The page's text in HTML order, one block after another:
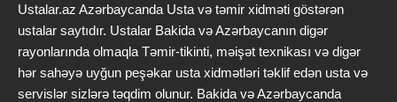
Ustalar.az Azərbaycanda Usta və təmir xidməti göstərən
ustalar saytıdır. Ustalar Bakida və Azərbaycanın digər
rayonlarında olmaqla Təmir-tikinti, məişət texnikası və digər
hər sahəyə uyğun peşəkar usta xidmətləri təklif edən usta və
servislər sizlərə təqdim olunur. Bakida və Azərbaycanda